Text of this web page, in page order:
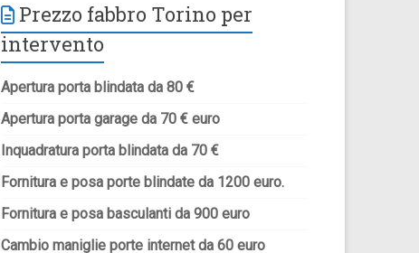
Prezzo fabbro Torino per
intervento
Apertura porta blindata da 80 €
Apertura porta garage da 70 € euro
Inquadratura porta blindata da 70 €
Fornitura e posa porte blindate da 1200 euro.
Fornitura e posa basculanti da 900 euro
Cambio maniglie porte internet da 60 euro